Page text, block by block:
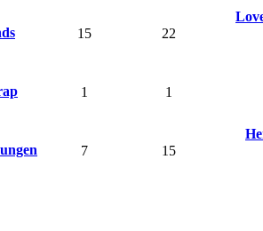
15 22
1 1
7 15